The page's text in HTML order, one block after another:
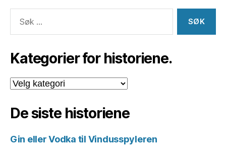
etter:
Kategorier for historiene.
Kategorier
for
De siste historiene
Gin eller Vodka til Vindusspyleren